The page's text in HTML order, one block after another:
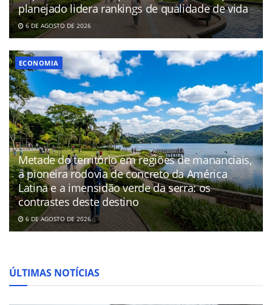
planejado lidera rankings de qualidade de vida
6 DE AGOSTO DE 2026
ECONOMIA
Metade do território em regiões de mananciais,
a pioneira rodovia de concreto da América
Latina e a imensidão verde da serra: os
contrastes deste destino
6 DE AGOSTO DE 2026
ÚLTIMAS NOTÍCIAS